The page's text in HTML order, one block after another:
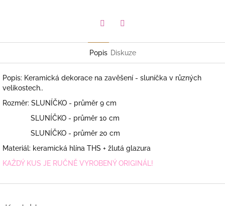
Popis Diskuze
Popis: Keramická dekorace na zavěšení - sluníčka v různých
velikostech..
Rozměr: SLUNÍČKO - průměr 9 cm
SLUNÍČKO - průměr 10 cm
SLUNÍČKO - průměr 20 cm
Materiál: keramická hlína THS + žlutá glazura
KAŽDÝ KUS JE RUČNĚ VYROBENÝ ORIGINÁL!